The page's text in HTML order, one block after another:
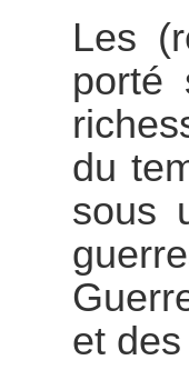
Les
porté
du
sous
et